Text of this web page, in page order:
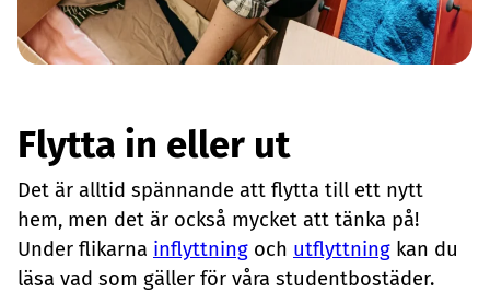
Flytta in eller ut
Det är alltid spännande att flytta till ett nytt
hem, men det är också mycket att tänka på!
Under flikarna inflyttning och utflyttning kan du
läsa vad som gäller för våra studentbostäder.